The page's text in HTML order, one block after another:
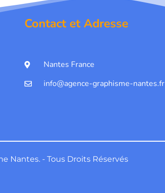
Contact et Adresse
Nantes France
info@agence-graphisme-nantes.fr
Nantes. - Tous Droits Réservés